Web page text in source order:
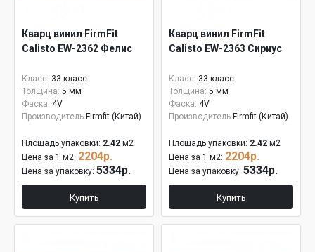
Кварц винил FirmFit
Calisto EW-2362 Фелис
Класс: 33 класс
Толщина: 5 мм
Фаска: 4V
Производитель Firmfit (Китай)
Площадь упаковки: 2.42 м2
Цена за 1 м2: 2204р.
Цена за упаковку: 5334р.
Купить
Кварц винил FirmFit
Calisto EW-2363 Сириус
Класс: 33 класс
Толщина: 5 мм
Фаска: 4V
Производитель Firmfit (Китай)
Площадь упаковки: 2.42 м2
Цена за 1 м2: 2204р.
Цена за упаковку: 5334р.
Купить